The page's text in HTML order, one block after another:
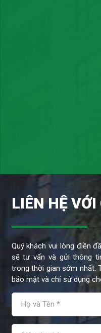
LIÊN HỆ
Quý khách vui lòng điền
sẽ tư vấn và gửi thông
trong thời gian sớm nhất.
bảo mật và chỉ sử dụng